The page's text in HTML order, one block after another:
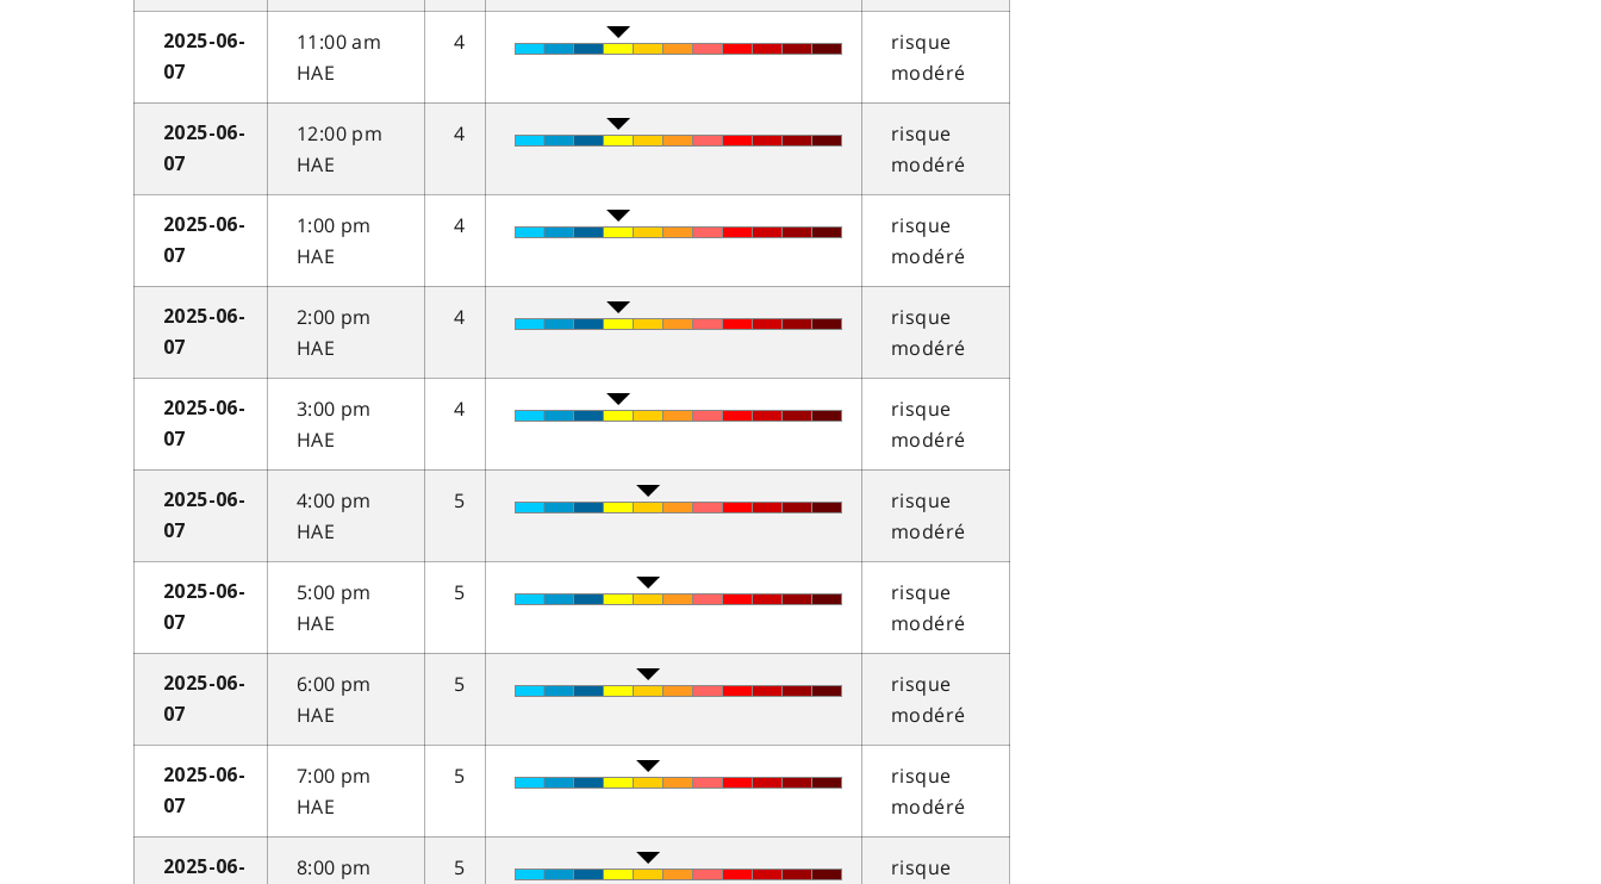
2025-06-
07
11:00 am
HAE
4
risque
modéré
2025-06-
07
12:00 pm
HAE
4
risque
modéré
2025-06-
07
1:00 pm
HAE
4
risque
modéré
2025-06-
07
2:00 pm
HAE
4
risque
modéré
2025-06-
07
3:00 pm
HAE
4
risque
modéré
2025-06-
07
4:00 pm
HAE
5
risque
modéré
2025-06-
07
5:00 pm
HAE
5
risque
modéré
2025-06-
07
6:00 pm
HAE
5
risque
modéré
2025-06-
07
7:00 pm
HAE
5
risque
modéré
2025-06-
8:00 pm
5
risque